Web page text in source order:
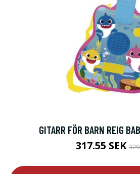
GITARR FÖR BARN REIG
317.55 SEK 329